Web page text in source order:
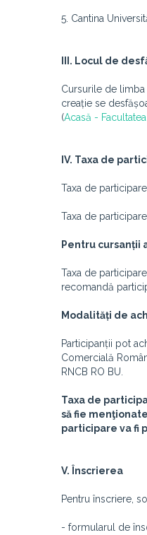
5. Cantina
III. Locul de
Cursurile de
creație se
(Acasă -
IV. Taxa de
Taxa de
Taxa de
Pentru cursanții
Taxa de
recomandă
Modalități de
Participanții pot
Comercială
RNCB RO BU.
Taxa de
să fie
participare va fi
V. Înscrierea
Pentru înscriere,
- formularul de